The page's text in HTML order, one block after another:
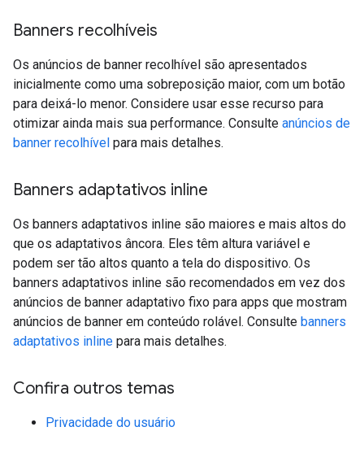
Banners recolhíveis
Os anúncios de banner recolhível são apresentados
inicialmente como uma sobreposição maior, com um botão
para deixá-lo menor. Considere usar esse recurso para
otimizar ainda mais sua performance. Consulte anúncios de
banner recolhível para mais detalhes.
Banners adaptativos inline
Os banners adaptativos inline são maiores e mais altos do
que os adaptativos âncora. Eles têm altura variável e
podem ser tão altos quanto a tela do dispositivo. Os
banners adaptativos inline são recomendados em vez dos
anúncios de banner adaptativo fixo para apps que mostram
anúncios de banner em conteúdo rolável. Consulte banners
adaptativos inline para mais detalhes.
Confira outros temas
Privacidade do usuário